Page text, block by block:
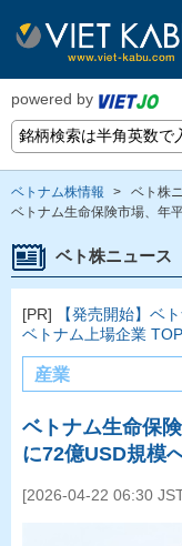
powered by
ベトナム株情報 > ベト株
ベトナム生命保険市場、年
ベト株ニュース
[PR]
【発売開始】ベ
ベトナム上場企業
産業
ベトナム生命保
に72億USD規模
[2026-04-22 06:30